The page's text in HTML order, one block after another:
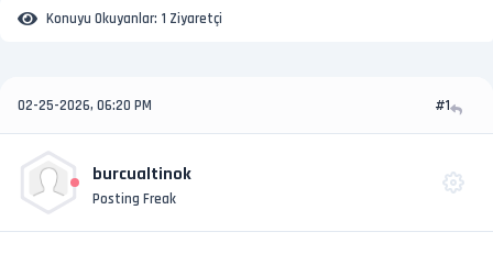
Konuyu Okuyanlar: 1 Ziyaretçi
02-25-2026, 06:20 PM #1
burcualtinok
Posting Freak